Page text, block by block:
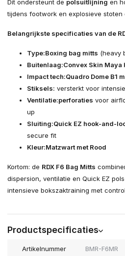
Dit ondersteunt de polsuitlijning en
tijdens footwork en explosieve stoten
Belangrijkste specificaties van de
Type:Boxing bag mitts (heavy
Buitenlaag:Convex Skin Maya
Impact tech:Quadro Dome B1
Stiksels: versterkt voor
Ventilatie:perforaties voor
up
Sluiting:Quick EZ hook-and-
secure fit
Kleur:Matzwart met Rood
Kortom: de RDX F6 Bag Mitts
dispersion, ventilatie en Quick EZ
intensieve bokszaktraining met
Productspecificaties
Artikelnummer BMR-F6MR